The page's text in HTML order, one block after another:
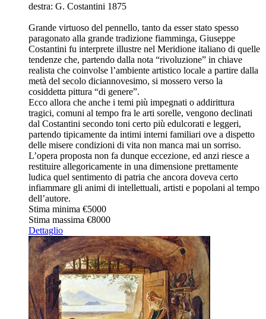
destra: G. Costantini 1875
Grande virtuoso del pennello, tanto da esser stato spesso
paragonato alla grande tradizione fiamminga, Giuseppe
Costantini fu interprete illustre nel Meridione italiano di quelle
tendenze che, partendo dalla nota “rivoluzione” in chiave
realista che coinvolse l’ambiente artistico locale a partire dalla
metà del secolo diciannovesimo, si mossero verso la
cosiddetta pittura “di genere”.
Ecco allora che anche i temi più impegnati o addirittura
tragici, comuni al tempo fra le arti sorelle, vengono declinati
dal Costantini secondo toni certo più edulcorati e leggeri,
partendo tipicamente da intimi interni familiari ove a dispetto
delle misere condizioni di vita non manca mai un sorriso.
L’opera proposta non fa dunque eccezione, ed anzi riesce a
restituire allegoricamente in una dimensione prettamente
ludica quel sentimento di patria che ancora doveva certo
infiammare gli animi di intellettuali, artisti e popolani al tempo
dell’autore.
Stima minima €5000
Stima massima €8000
Dettaglio